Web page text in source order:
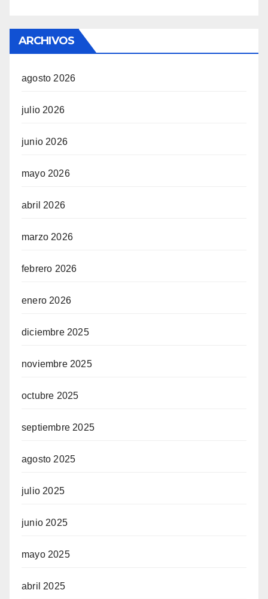
ARCHIVOS
agosto 2026
julio 2026
junio 2026
mayo 2026
abril 2026
marzo 2026
febrero 2026
enero 2026
diciembre 2025
noviembre 2025
octubre 2025
septiembre 2025
agosto 2025
julio 2025
junio 2025
mayo 2025
abril 2025